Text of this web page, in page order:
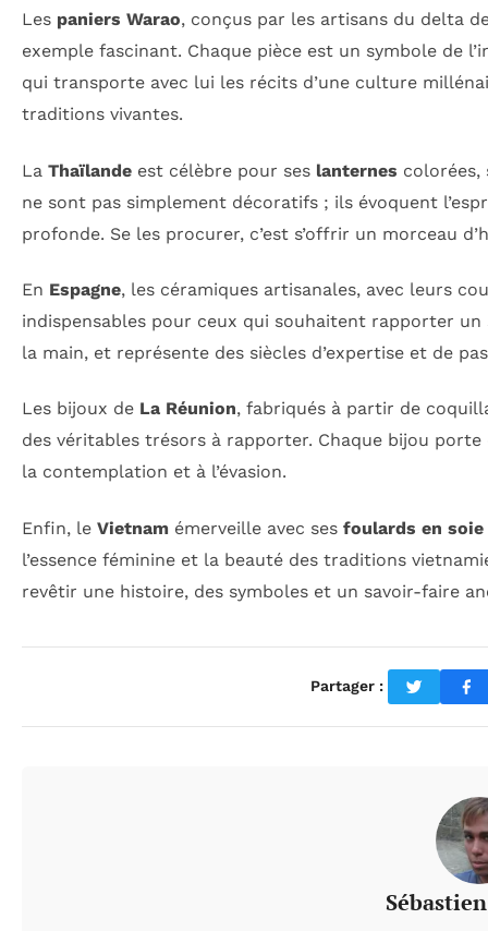
Les paniers Warao, conçus par les artisans du delta
exemple fascinant. Chaque pièce est un symbole de
qui transporte avec lui les récits d’une culture
traditions vivantes.
La Thaïlande est célèbre pour ses lanternes colorées,
ne sont pas simplement décoratifs ; ils évoquent
profonde. Se les procurer, c’est s’offrir un morceau
En Espagne, les céramiques artisanales, avec leurs
indispensables pour ceux qui souhaitent rapporter
la main, et représente des siècles d’expertise et de
Les bijoux de La Réunion, fabriqués à partir de
des véritables trésors à rapporter. Chaque bijou
la contemplation et à l’évasion.
Enfin, le Vietnam émerveille avec ses foulards en soie
l’essence féminine et la beauté des traditions
revêtir une histoire, des symboles et un savoir-faire
Partager :